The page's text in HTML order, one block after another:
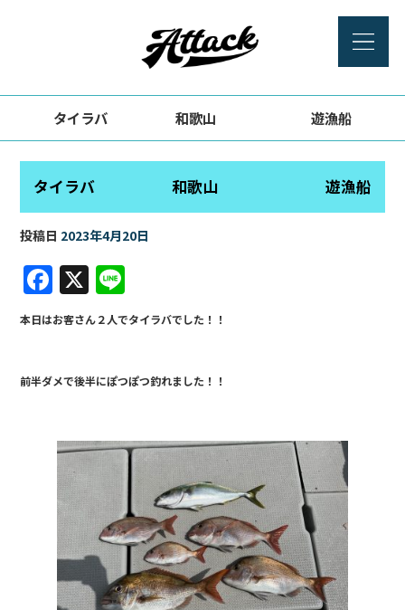
タイラバ 和歌山 遊漁船
タイラバ 和歌山 遊漁船
投稿日 2023年4月20日
F
a
c
e
b
o
k
X
n
e
本日はお客さん２人でタイラバでした！！
前半ダメで後半にぽつぽつ釣れました！！